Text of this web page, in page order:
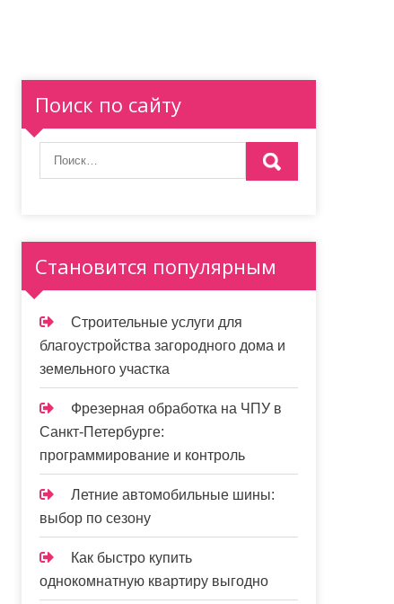
Поиск по сайту
Становится популярным
Строительные услуги для
благоустройства загородного дома и
земельного участка
Фрезерная обработка на ЧПУ в
Санкт-Петербурге:
программирование и контроль
Летние автомобильные шины:
выбор по сезону
Как быстро купить
однокомнатную квартиру выгодно